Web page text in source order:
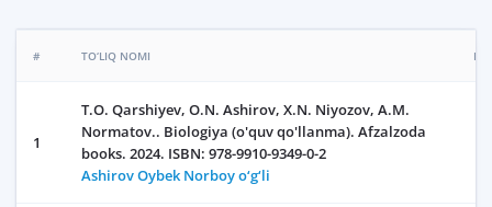
# TO‘LIQ NOMI
1
T.O. Qarshiyev, O.N. Ashirov, X.N. Niyozov, A.M.
Normatov.. Biologiya (o'quv qo'llanma). Afzalzoda
books. 2024. ISBN: 978-9910-9349-0-2
Ashirov Oybek Norboy o‘g‘li